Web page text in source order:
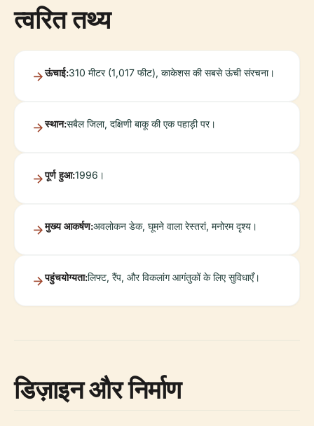
त्वरित तथ्य
ऊंचाई:310 मीटर (1,017 फीट), काकेशस की सबसे ऊंची संरचना।
स्थान:सबैल जिला, दक्षिणी बाकू की एक पहाड़ी पर।
पूर्ण हुआ:1996।
मुख्य आकर्षण:अवलोकन डेक, घूमने वाला रेस्तरां, मनोरम दृश्य।
पहुंचयोग्यता:लिफ्ट, रैंप, और विकलांग आगंतुकों के लिए सुविधाएँ।
डिज़ाइन और निर्माण